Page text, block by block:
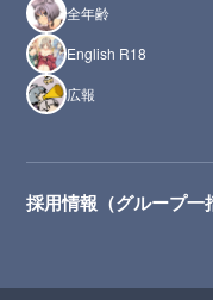
全年齢
English R18
広報
採用情報（グループ一